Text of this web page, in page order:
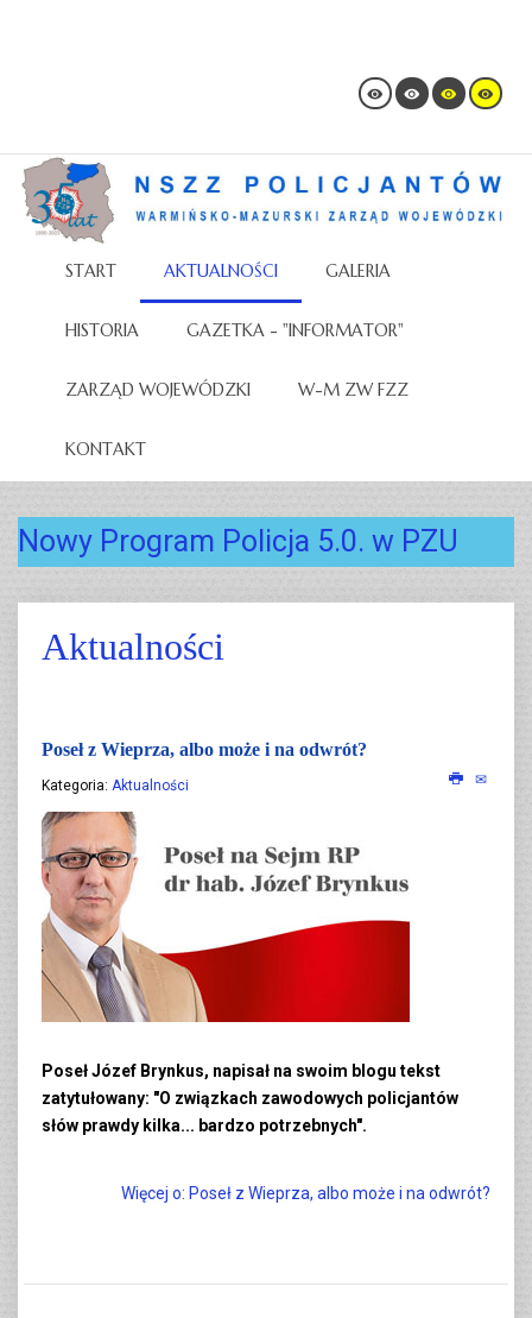
START AKTUALNOŚCI GALERIA
HISTORIA GAZETKA - "INFORMATOR"
ZARZĄD WOJEWÓDZKI W-M ZW FZZ
KONTAKT
Nowy Program Policja 5.0. w PZU
Aktualności
Poseł z Wieprza, albo może i na odwrót?
Kategoria: Aktualności
Poseł Józef Brynkus, napisał na swoim blogu tekst
zatytułowany: "O związkach zawodowych policjantów
słów prawdy kilka... bardzo potrzebnych".
Więcej o: Poseł z Wieprza, albo może i na odwrót?